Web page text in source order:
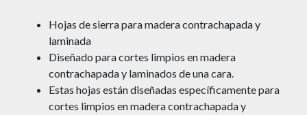
Hojas de sierra para madera contrachapada y
laminada
Diseñado para cortes limpios en madera
contrachapada y laminados de una cara.
Estas hojas están diseñadas específicamente para
cortes limpios en madera contrachapada y